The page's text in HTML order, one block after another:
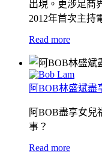
出現。更涉足商
2012年首次主持
Read more
阿BOB林盛斌盡
阿BOB盡享女兒
事？
Read more